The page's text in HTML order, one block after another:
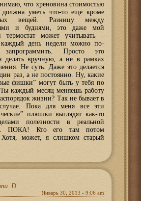
что хреновина стоимостью
должна уметь что-то еще кроме
вещей. Разницу между
и буднями, это даже мой
термостат может учитывать –
день недели можно по-
запрограммить. Просто это
делать вручную, а не в рамках
Не суть. Даже это делается
раз, а не постоянно. Ну, какие
фишки” могут быть у тебя по
каждый месяц меняешь работу
жизни? Так не бывает в
Пока для меня все эти
плюшки выглядят как-то
полезности в реальной
ПОКА! Кто его там потом
может, я слишком старый
Январь 30, 2013 - 9:06 am